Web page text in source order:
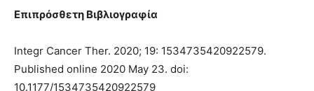
Επιπρόσθετη Βιβλιογραφία
Ιntegr Cancer Ther. 2020; 19: 1534735420922579.
Published online 2020 May 23. doi:
10.1177/1534735420922579